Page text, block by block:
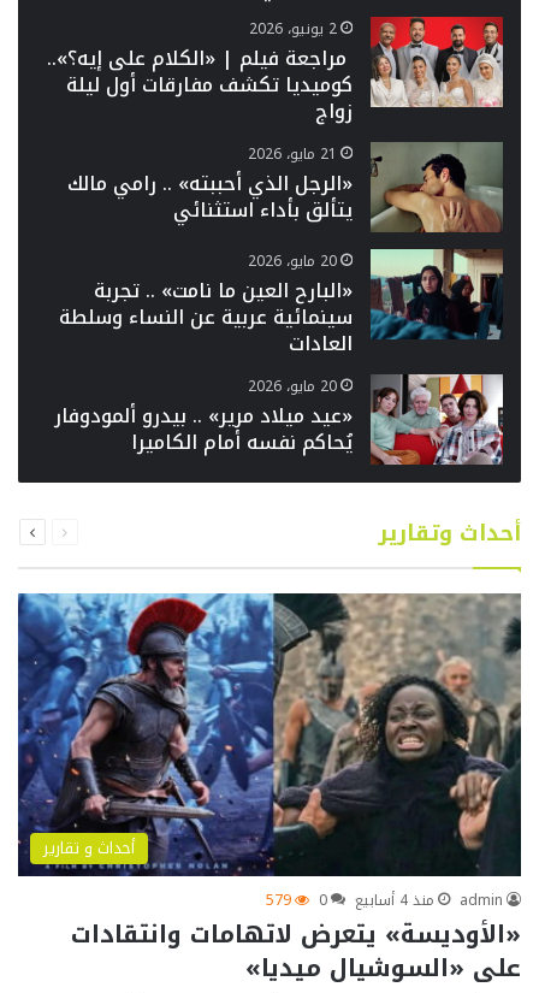
2 يونيو، 2026
مراجعة فيلم | «الكلام على إيه؟»..
كوميديا تكشف مفارقات أول ليلة
زواج
21 مايو، 2026
«الرجل الذي أحببته» .. رامي مالك
يتألق بأداء استثنائي
20 مايو، 2026
«البارح العين ما نامت» .. تجربة
سينمائية عربية عن النساء وسلطة
العادات
20 مايو، 2026
«عيد ميلاد مرير» .. بيدرو ألمودوفار
يُحاكم نفسه أمام الكاميرا
أحداث وتقارير الصفحةالصفحة
أحداث و تقارير
admin منذ 4 أسابيع 0
579
«الأوديسة» يتعرض لاتهامات وانتقادات
على «السوشيال ميديا»